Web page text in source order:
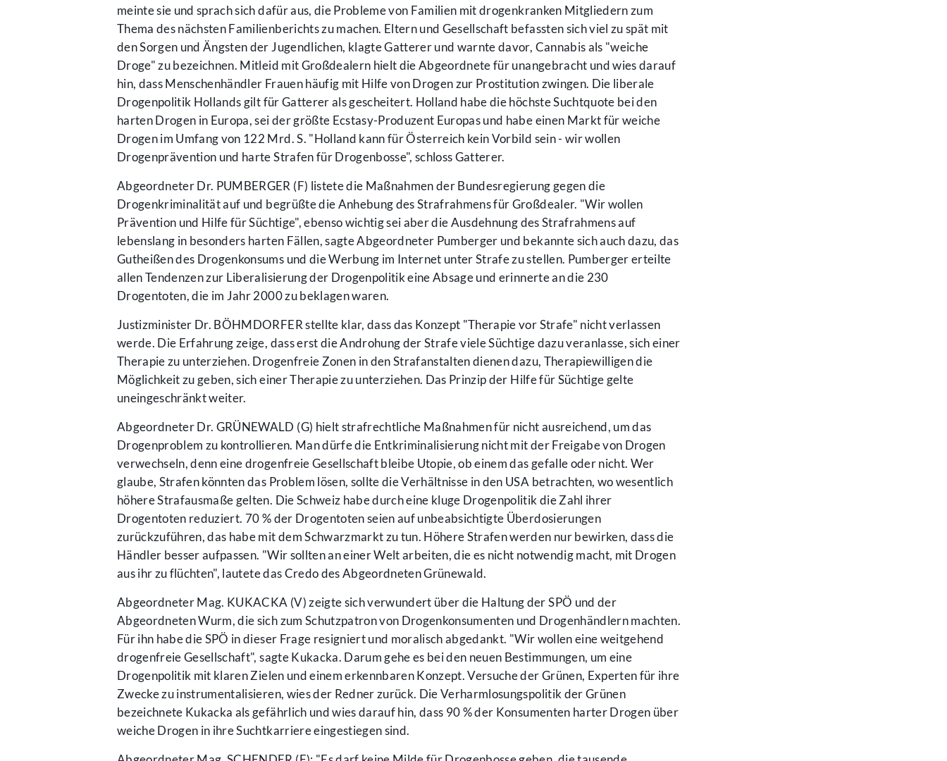
meinte sie und sprach sich dafür aus, die Probleme von Familien mit drogenkranken Mitgliedern zum
Thema des nächsten Familienberichts zu machen. Eltern und Gesellschaft befassten sich viel zu spät mit
den Sorgen und Ängsten der Jugendlichen, klagte Gatterer und warnte davor, Cannabis als "weiche
Droge" zu bezeichnen. Mitleid mit Großdealern hielt die Abgeordnete für unangebracht und wies darauf
hin, dass Menschenhändler Frauen häufig mit Hilfe von Drogen zur Prostitution zwingen. Die liberale
Drogenpolitik Hollands gilt für Gatterer als gescheitert. Holland habe die höchste Suchtquote bei den
harten Drogen in Europa, sei der größte Ecstasy-Produzent Europas und habe einen Markt für weiche
Drogen im Umfang von 122 Mrd. S. "Holland kann für Österreich kein Vorbild sein - wir wollen
Drogenprävention und harte Strafen für Drogenbosse", schloss Gatterer.
Abgeordneter Dr. PUMBERGER (F) listete die Maßnahmen der Bundesregierung gegen die
Drogenkriminalität auf und begrüßte die Anhebung des Strafrahmens für Großdealer. "Wir wollen
Prävention und Hilfe für Süchtige", ebenso wichtig sei aber die Ausdehnung des Strafrahmens auf
lebenslang in besonders harten Fällen, sagte Abgeordneter Pumberger und bekannte sich auch dazu, das
Gutheißen des Drogenkonsums und die Werbung im Internet unter Strafe zu stellen. Pumberger erteilte
allen Tendenzen zur Liberalisierung der Drogenpolitik eine Absage und erinnerte an die 230
Drogentoten, die im Jahr 2000 zu beklagen waren.
Justizminister Dr. BÖHMDORFER stellte klar, dass das Konzept "Therapie vor Strafe" nicht verlassen
werde. Die Erfahrung zeige, dass erst die Androhung der Strafe viele Süchtige dazu veranlasse, sich einer
Therapie zu unterziehen. Drogenfreie Zonen in den Strafanstalten dienen dazu, Therapiewilligen die
Möglichkeit zu geben, sich einer Therapie zu unterziehen. Das Prinzip der Hilfe für Süchtige gelte
uneingeschränkt weiter.
Abgeordneter Dr. GRÜNEWALD (G) hielt strafrechtliche Maßnahmen für nicht ausreichend, um das
Drogenproblem zu kontrollieren. Man dürfe die Entkriminalisierung nicht mit der Freigabe von Drogen
verwechseln, denn eine drogenfreie Gesellschaft bleibe Utopie, ob einem das gefalle oder nicht. Wer
glaube, Strafen könnten das Problem lösen, sollte die Verhältnisse in den USA betrachten, wo wesentlich
höhere Strafausmaße gelten. Die Schweiz habe durch eine kluge Drogenpolitik die Zahl ihrer
Drogentoten reduziert. 70 % der Drogentoten seien auf unbeabsichtigte Überdosierungen
zurückzuführen, das habe mit dem Schwarzmarkt zu tun. Höhere Strafen werden nur bewirken, dass die
Händler besser aufpassen. "Wir sollten an einer Welt arbeiten, die es nicht notwendig macht, mit Drogen
aus ihr zu flüchten", lautete das Credo des Abgeordneten Grünewald.
Abgeordneter Mag. KUKACKA (V) zeigte sich verwundert über die Haltung der SPÖ und der
Abgeordneten Wurm, die sich zum Schutzpatron von Drogenkonsumenten und Drogenhändlern machten.
Für ihn habe die SPÖ in dieser Frage resigniert und moralisch abgedankt. "Wir wollen eine weitgehend
drogenfreie Gesellschaft", sagte Kukacka. Darum gehe es bei den neuen Bestimmungen, um eine
Drogenpolitik mit klaren Zielen und einem erkennbaren Konzept. Versuche der Grünen, Experten für ihre
Zwecke zu instrumentalisieren, wies der Redner zurück. Die Verharmlosungspolitik der Grünen
bezeichnete Kukacka als gefährlich und wies darauf hin, dass 90 % der Konsumenten harter Drogen über
weiche Drogen in ihre Suchtkarriere eingestiegen sind.